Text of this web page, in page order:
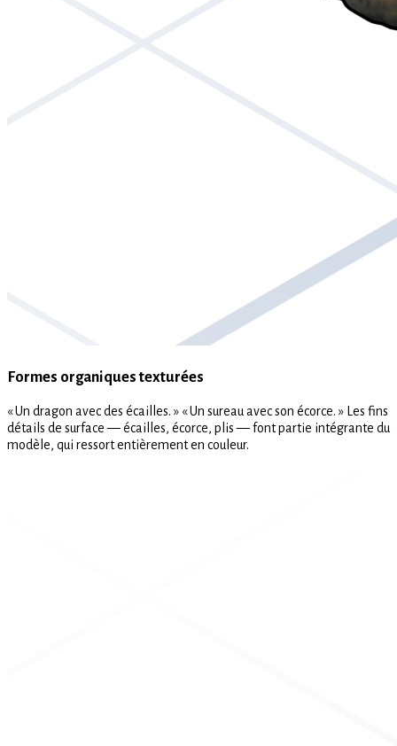
Formes organiques texturées
« Un dragon avec des écailles. » « Un sureau avec son écorce. » Les fins
détails de surface — écailles, écorce, plis — font partie intégrante du
modèle, qui ressort entièrement en couleur.